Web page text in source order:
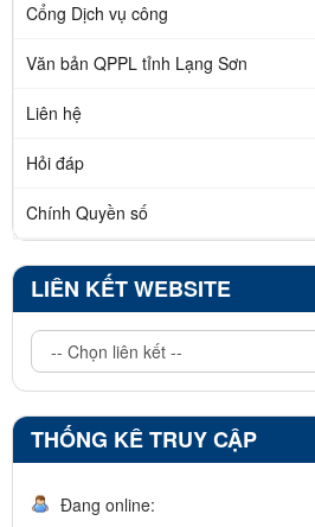
Cổng Dịch vụ công
Văn bản QPPL tỉnh Lạng Sơn
Liên hệ
Hỏi đáp
Chính Quyền số
LIÊN KẾT WEBSITE
THỐNG KÊ TRUY CẬP
Đang online: